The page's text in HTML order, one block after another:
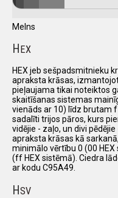
Melns
HEX
HEX jeb sešpadsmitnieku
apraksta krāsas,
pieļaujama tikai noteiktos
skaitīšanas sistemas
vienāds ar 10) līdz brutam
sadalīti trijos pāros, kurs
vidējie - zaļo, un divi
apraksta krāsas kā
minimālo vērtību 0 (00
(ff HEX sistēmā). Ciedra
ar kodu C95A49.
HSV